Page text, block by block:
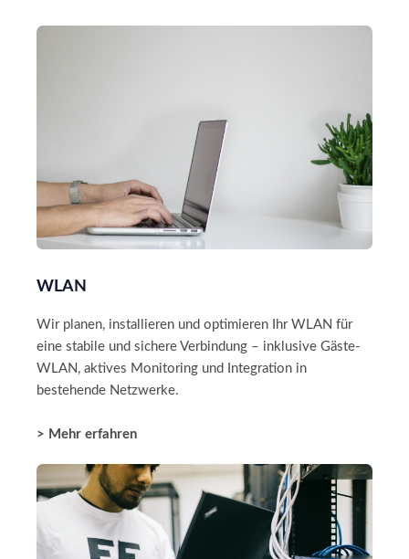
WLAN
Wir planen, installieren und optimieren Ihr WLAN für
eine stabile und sichere Verbindung – inklusive Gäste-
WLAN, aktives Monitoring und Integration in
bestehende Netzwerke.
> Mehr erfahren